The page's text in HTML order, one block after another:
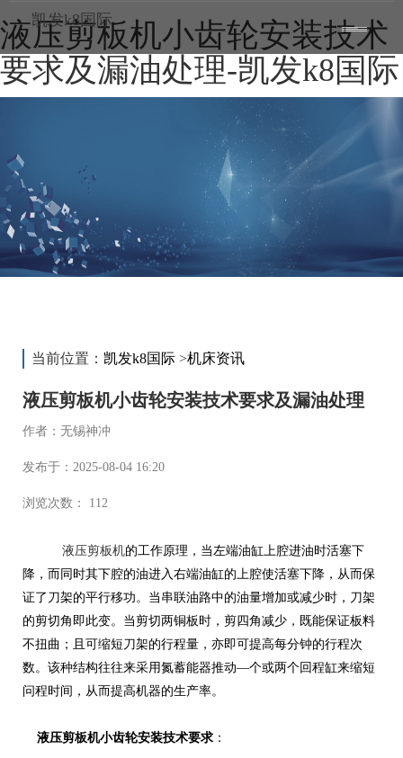
液压剪板机小齿轮安装技术
要求及漏油处理-凯发k8国际
凯发k8国际
toggle
navigation
——
——
——
当前位置： 凯发k8国际>机床资讯
液压剪板机小齿轮安装技术要求及漏油处理
作者：无锡神冲
发布于：2025-08-04 16:20
浏览次数： 112
液压剪板机的工作原理，当左端油缸上腔进油时活塞下
降，而同时其下腔的油进入右端油缸的上腔使活塞下降，从而保
证了刀架的平行移功。当串联油路中的油量增加或减少时，刀架
的剪切角即此变。当剪切两铜板时，剪四角减少，既能保证板料
不扭曲；且可缩短刀架的行程量，亦即可提高每分钟的行程次
数。该种结构往往来采用氮蓄能器推动—个或两个回程缸来缩短
问程时间，从而提高机器的生产率。
液压剪板机小齿轮安装技术要求 ：